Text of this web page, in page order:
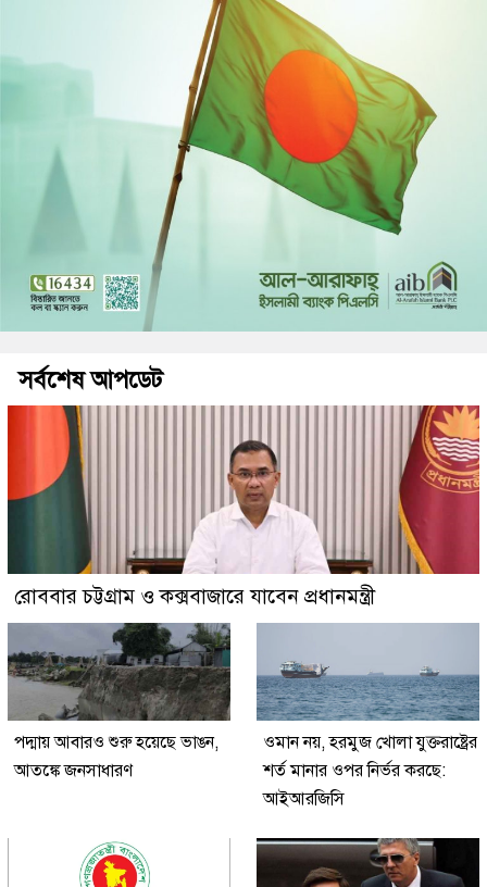
সর্বশেষ আপডেট
রোববার চট্টগ্রাম ও কক্সবাজারে যাবেন প্রধানমন্ত্রী
পদ্মায় আবারও শুরু হয়েছে ভাঙন,
আতঙ্কে জনসাধারণ
ওমান নয়, হরমুজ খোলা যুক্তরাষ্ট্রের
শর্ত মানার ওপর নির্ভর করছে:
আইআরজিসি